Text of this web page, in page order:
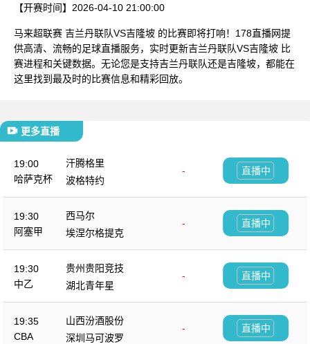
【开赛时间】 2026-04-10 21:00:00
马来超联赛 吉兰丹联队VS吉隆坡 的比赛即将打响！178直播网提
供高清、流畅的足球直播服务，实时更新吉兰丹联队VS吉隆坡 比
赛进程和关键数据。无论您是支持吉兰丹联队还是吉隆坡，都能在
这里找到最及时的比赛信息和精彩回放。
更多直播
19:00
哈萨克杯
汗腾格里
-
波格特约
直播中
19:30
阿塞甲
西马尔
-
埃涅尔格提克
直播中
19:30
中乙
贵州贵阳竞技
-
湖北青年星
直播中
19:35
CBA
山西汾酒股份
-
深圳马可波罗
直播中